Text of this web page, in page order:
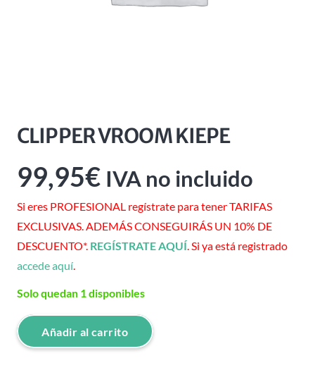
CLIPPER VROOM KIEPE
99,95€ IVA no incluido
Si eres PROFESIONAL regístrate para tener TARIFAS
EXCLUSIVAS. ADEMÁS CONSEGUIRÁS UN 10% DE
DESCUENTO*. REGÍSTRATE AQUÍ. Si ya está registrado
accede aquí.
Solo quedan 1 disponibles
CLIPPER
Añadir al carrito